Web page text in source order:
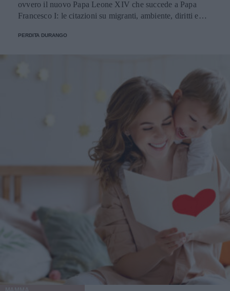
ovvero il nuovo Papa Leone XIV che succede a Papa
Francesco I: le citazioni su migranti, ambiente, diritti e
PERDITA DURANGO